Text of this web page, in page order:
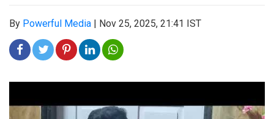
By Powerful Media | Nov 25, 2025, 21:41 IST